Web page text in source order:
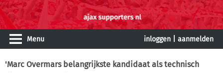
Menu inloggen aanmelden
'Marc Overmars belangrijkste kandidaat als technisch